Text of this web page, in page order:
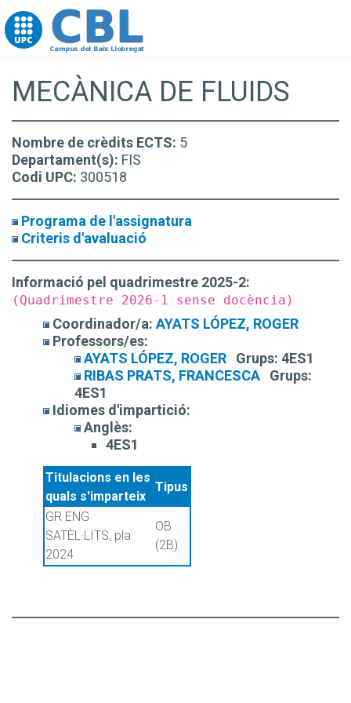
Go to upc.edu
MECÀNICA DE FLUIDS
Nombre de crèdits ECTS: 5
Departament(s): FIS
Codi UPC: 300518
Programa de l'assignatura
Criteris d'avaluació
Informació pel quadrimestre 2025-2:
(Quadrimestre 2026-1 sense docència)
Coordinador/a: AYATS LÓPEZ, ROGER
Professors/es:
AYATS LÓPEZ, ROGER
Grups: 4ES1
RIBAS PRATS, FRANCESCA
Grups:
4ES1
Idiomes d'impartició:
Anglès:
4ES1
Titulacions en les
quals s'imparteix
Tipus
GR ENG
SATÈL·LITS, pla
2024
OB
(2B)